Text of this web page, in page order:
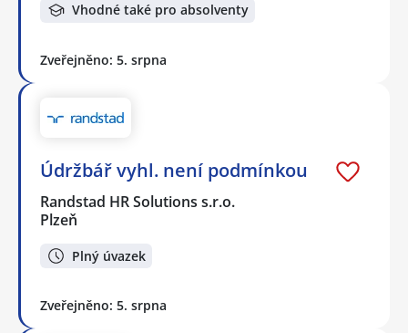
Vhodné také pro absolventy
Zveřejněno: 5. srpna
Údržbář vyhl. není podmínkou
Randstad HR Solutions s.r.o.
Plzeň
Plný úvazek
Zveřejněno: 5. srpna